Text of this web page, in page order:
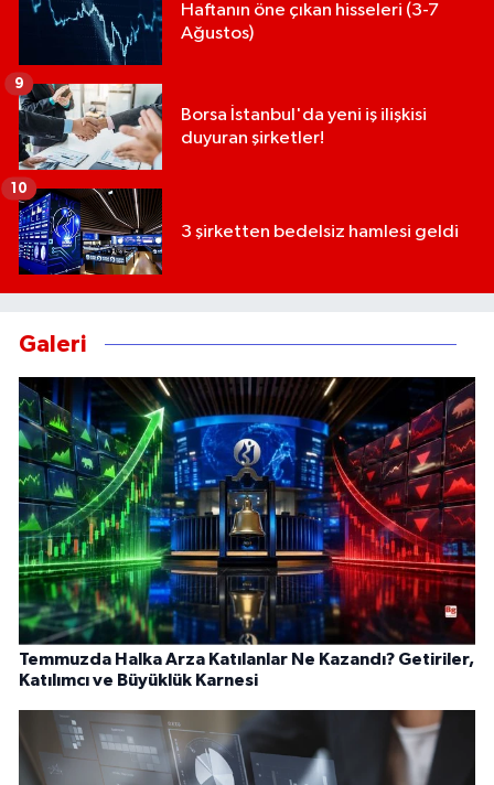
Haftanın öne çıkan hisseleri (3-7
Ağustos)
Borsa İstanbul'da yeni iş ilişkisi
duyuran şirketler!
9
3 şirketten bedelsiz hamlesi geldi
10
Galeri
Temmuzda Halka Arza Katılanlar Ne Kazandı? Getiriler,
Katılımcı ve Büyüklük Karnesi